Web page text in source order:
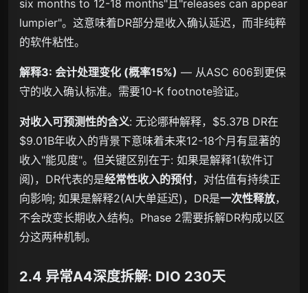
six months to 12-18 months"且"releases can appear
lumpier"。这意味着DR部分是收入确认延迟，而非纯粹
的软件粘性。
解释3: 会计处理变化 (概率15%) — 从ASC 606到更保
守的收入确认标准。需要10-K footnote验证。
对收入可预测性的含义: 无论哪种解释，$5.37B DR在
$9.01B年收入的背景下意味着未来12-18个月有显著的
收入"能见度"。但关键区别在于: 如果是解释1(软件订
阅)，DR代表的是经常性收入的预付，对估值有持续正
向影响; 如果是解释2(AI大单延迟)，DR是一次性释放，
不会改变长期收入结构。Phase 2需要拆解DR构成以区
分这两种机制。
2.4 异常A4深度拆解: DIO 230天